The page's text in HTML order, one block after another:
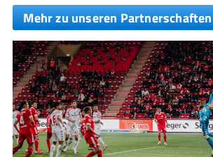
Mehr zu unseren Partnerschaften